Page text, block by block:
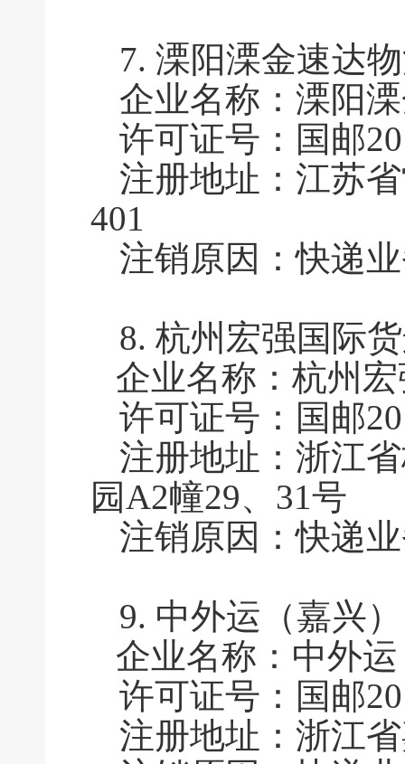
7. 溧阳溧金速达
企业名称：溧阳
许可证号：国邮
注册地址：江苏
401
注销原因：快递
8. 杭州宏强国际
企业名称：杭州
许可证号：国邮
注册地址：浙江
园A2幢29、31号
注销原因：快递
9. 中外运（嘉兴
企业名称：中外
许可证号：国邮
注册地址：浙江